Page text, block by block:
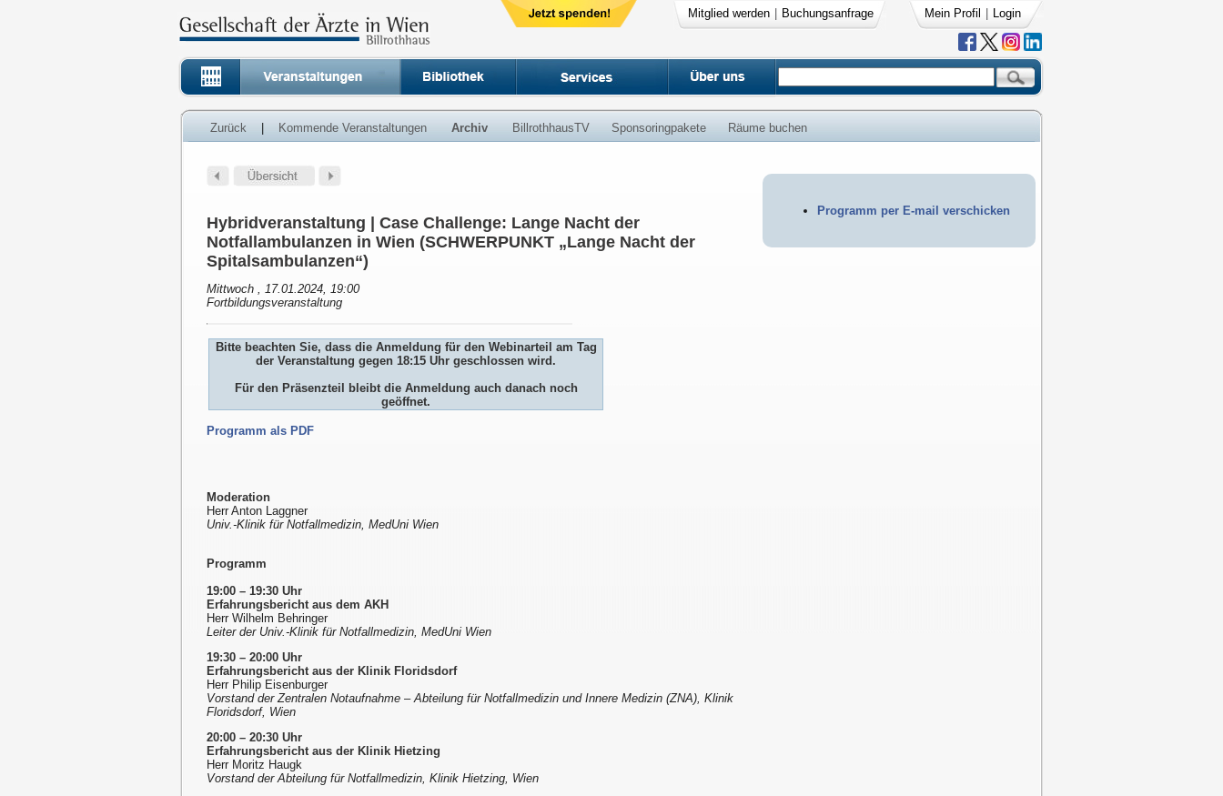
Mitglied werden Buchungsanfrage Mein Profil Login
Zurück Kommende Veranstaltungen Archiv BillrothhausTV Sponsoringpakete Räume buchen
Programm per E-mail verschicken
Hybridveranstaltung | Case Challenge: Lange Nacht der
Notfallambulanzen in Wien (SCHWERPUNKT „Lange Nacht der
Spitalsambulanzen“)
Mittwoch , 17.01.2024, 19:00
Fortbildungsveranstaltung
Bitte beachten Sie, dass die Anmeldung für den Webinarteil am Tag
der Veranstaltung gegen 18:15 Uhr geschlossen wird.
Für den Präsenzteil bleibt die Anmeldung auch danach noch
geöffnet.
Programm als PDF
Moderation
Herr Anton Laggner
Univ.-Klinik für Notfallmedizin, MedUni Wien
Programm
19:00 – 19:30 Uhr
Erfahrungsbericht aus dem AKH
Herr Wilhelm Behringer
Leiter der Univ.-Klinik für Notfallmedizin, MedUni Wien
19:30 – 20:00 Uhr
Erfahrungsbericht aus der Klinik Floridsdorf
Herr Philip Eisenburger
Vorstand der Zentralen Notaufnahme – Abteilung für Notfallmedizin und Innere Medizin (ZNA), Klinik
Floridsdorf, Wien
20:00 – 20:30 Uhr
Erfahrungsbericht aus der Klinik Hietzing
Herr Moritz Haugk
Vorstand der Abteilung für Notfallmedizin, Klinik Hietzing, Wien